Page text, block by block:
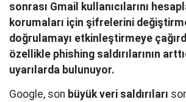
sonrası Gmail kullanıcılarını
korumaları için şifrelerini
doğrulamayı etkinleştirmeye
özellikle phishing saldırılarının
uyarılarda bulunuyor.
Google, son büyük veri saldırıları